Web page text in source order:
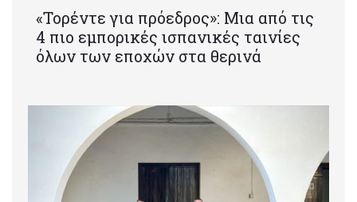
«Τορέντε για πρόεδρος»: Mια από τις
4 πιο εμπορικές ισπανικές ταινίες
όλων των εποχών στα θερινά